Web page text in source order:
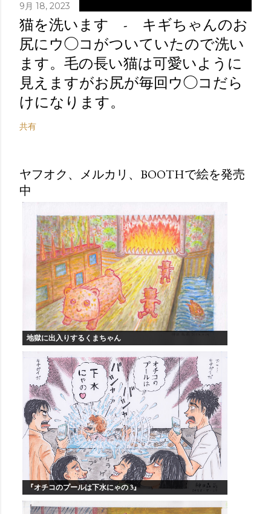
9月 18, 2023
猫を洗います - キギちゃんのお
尻にウ◯コがついていたので洗い
ます。毛の長い猫は可愛いように
見えますがお尻が毎回ウ◯コだら
けになります。
共有
ヤフオク、メルカリ、BOOTHで絵を発売
中
地獄に出入りするくまちゃん
『オチコのプールは下水にゃの 3』